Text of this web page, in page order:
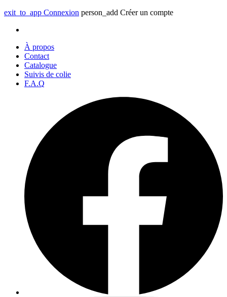
exit_to_app Connexion person_add Créer un compte
À propos
Contact
Catalogue
Suivis de colie
F.A.Q